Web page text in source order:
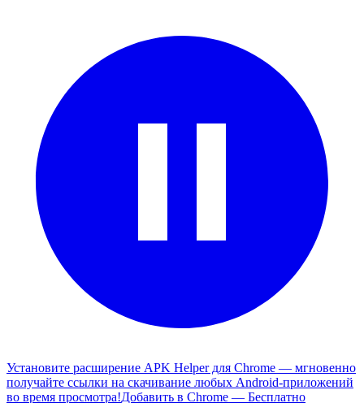
Установите расширение APK Helper для Chrome — мгновенно
получайте ссылки на скачивание любых Android-приложений
во время просмотра!Добавить в Chrome — Бесплатно